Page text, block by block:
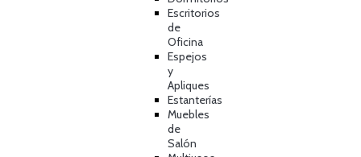
Escritorios
de
Oficina
Espejos
y
Apliques
Estanterías
Muebles
de
Salón